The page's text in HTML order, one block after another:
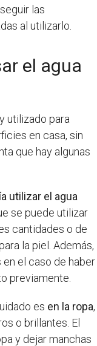
las
al utilizarlo.
el agua
utilizado para
en casa, sin
que hay algunas
utilizar el agua
se puede utilizar
cantidades o de
la piel. Además,
el caso de haber
previamente.
es en la ropa,
o brillantes. El
y dejar manchas